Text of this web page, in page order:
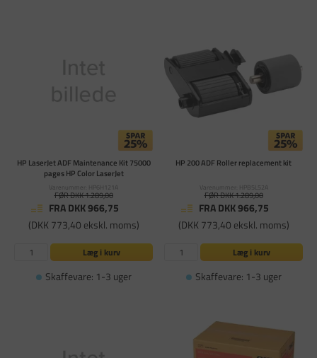
HP LaserJet ADF Maintenance Kit 75000
pages HP Color LaserJet
Varenummer: HP6H121A
FØR DKK 1.289,00
FRA DKK 966,75
(DKK 773,40 ekskl. moms)
Læg i kurv
Skaffevare: 1-3 uger
HP 200 ADF Roller replacement kit
Varenummer: HPB5L52A
FØR DKK 1.289,00
FRA DKK 966,75
(DKK 773,40 ekskl. moms)
Læg i kurv
Skaffevare: 1-3 uger